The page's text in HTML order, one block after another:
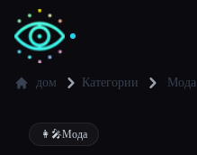
✍️Писатели
дом Категории Мода
👩‍🎤Мода